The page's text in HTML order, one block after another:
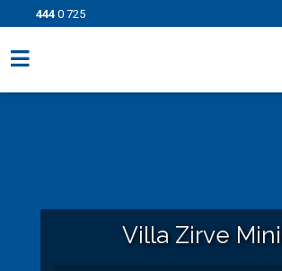
444 0 725
Villa Zirve Mini